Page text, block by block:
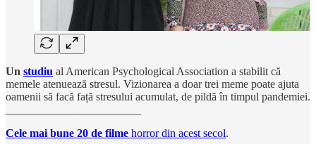
Un studiu al American Psychological Association a stabilit că
memele atenuează stresul. Vizionarea a doar trei meme poate ajuta
oamenii să facă față stresului acumulat, de pildă în timpul pandemiei.
Cele mai bune 20 de filme horror din acest secol.